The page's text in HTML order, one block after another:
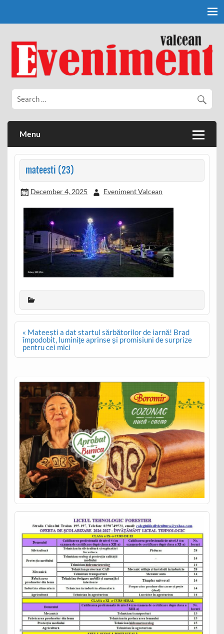
Eveniment Valcean
Menu
mateesti (23)
December 4, 2025 Eveniment Valcean
Post
navigation
« Mateești a dat startul sărbătorilor de iarnă! Brad
împodobit, luminițe aprinse și promisiuni de surprize
pentru cei mici